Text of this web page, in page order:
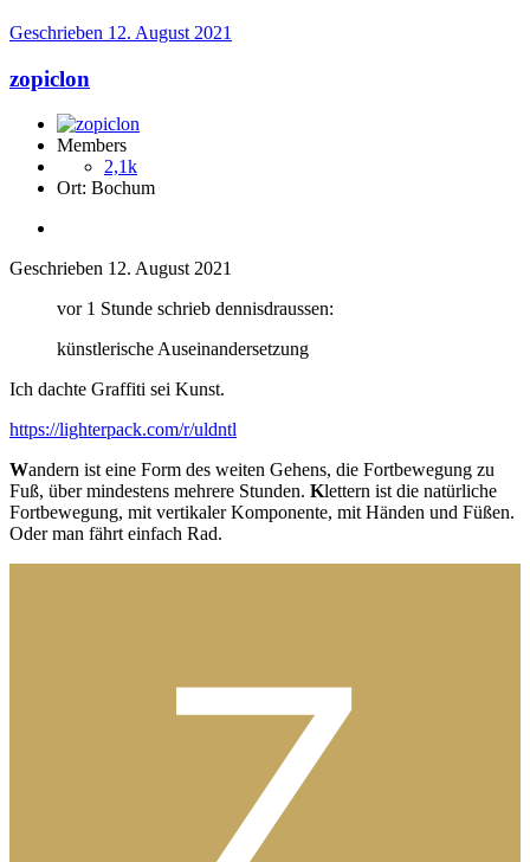
Geschrieben 12. August 2021
zopiclon
Members
2,1k
Ort: Bochum
Geschrieben 12. August 2021
vor 1 Stunde schrieb dennisdraussen:
künstlerische Auseinandersetzung
Ich dachte Graffiti sei Kunst.
https://lighterpack.com/r/uldntl
Wandern ist eine Form des weiten Gehens, die Fortbewegung zu
Fuß, über mindestens mehrere Stunden. Klettern ist die natürliche
Fortbewegung, mit vertikaler Komponente, mit Händen und Füßen.
Oder man fährt einfach Rad.